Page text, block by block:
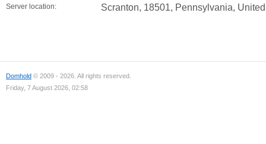
Server location: Scranton, 18501, Pennsylvania,
Domhold © 2009 - 2026. All rights reserved.
Friday, 7 August 2026, 02:58